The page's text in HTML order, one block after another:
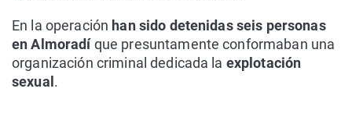
En la operación han sido detenidas seis personas
en Almoradíque presuntamente conformaban una
organización criminal dedicada la explotación
sexual .